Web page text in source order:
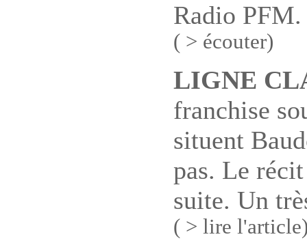
Radio PFM.
( > écouter)
LIGNE
franchise
situent
pas. Le
suite. Un
( > lire